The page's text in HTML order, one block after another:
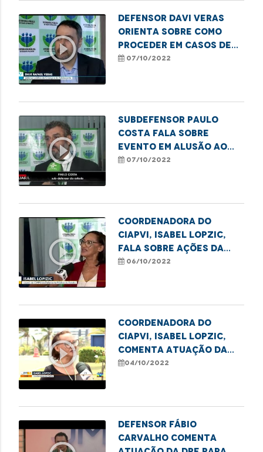
play_circle_outline
Defensor Davi Veras
orienta sobre como
proceder em casos de
violência sexual
07/10/2022
play_circle_outline
Subdefensor Paulo
Costa fala sobre
evento em alusão ao
Dia Nacional do Idoso
07/10/2022
play_circle_outline
Coordenadora do
Ciapvi, Isabel Lopzic,
fala sobre ações da
Semana do Idoso
06/10/2022
play_circle_outline
Coordenadora do
Ciapvi, Isabel Lopzic,
comenta atuação da
DPE para garantir
04/10/2022
Defensor Fábio
Carvalho comenta